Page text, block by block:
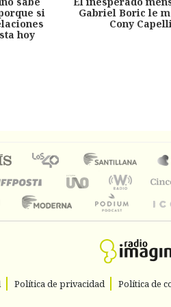
si
hoy
Gabriel Boric le
Cony Capelli
Política de privacidad Política de